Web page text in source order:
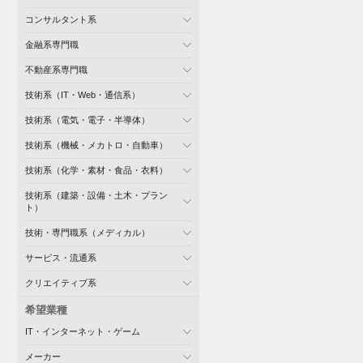
コンサルタント系
金融系専門職
不動産系専門職
技術系（IT・Web・通信系）
技術系（電気・電子・半導体）
技術系（機械・メカトロ・自動車）
技術系（化学・素材・食品・衣料）
技術系（建築・設備・土木・プラン
ト）
技術・専門職系（メディカル）
サービス・流通系
クリエイティブ系
希望業種
IT・インターネット・ゲーム
メーカー